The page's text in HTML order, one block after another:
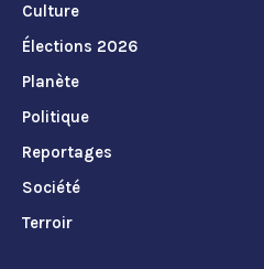
Culture
Élections 2026
Planète
Politique
Reportages
Société
Terroir